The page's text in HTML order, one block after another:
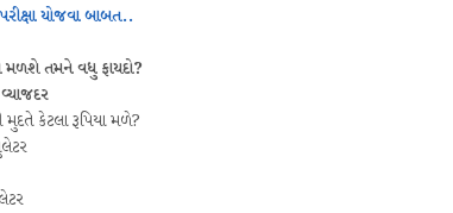
પરીક્ષા યોજવા બાબત..
મળશે તમને વધુ ફાયદો?
કેટલા રૂપિયા મળે?